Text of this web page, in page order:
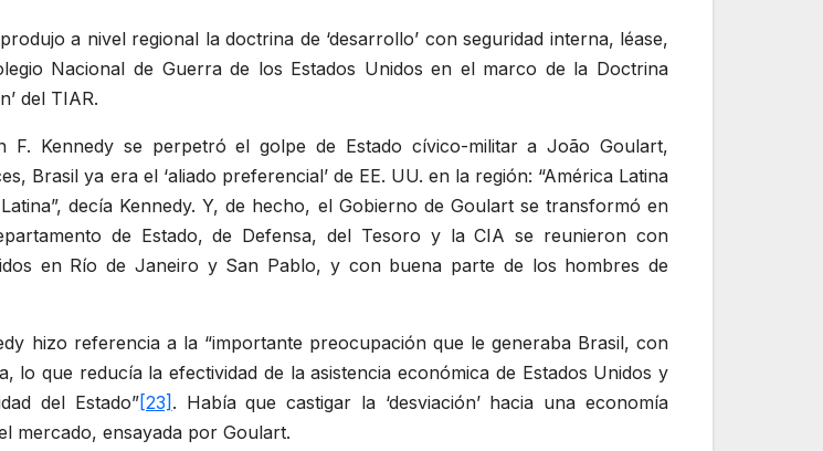
a nivel regional la doctrina de ‘desarrollo’ con seguridad interna, léase,
Nacional de Guerra de los Estados Unidos en el marco de la Doctrina
del TIAR.
Kennedy se perpetró el golpe de Estado cívico-militar a João Goulart,
Brasil ya era el ‘aliado preferencial’ de EE. UU. en la región: “América Latina
decía Kennedy. Y, de hecho, el Gobierno de Goulart se transformó en
de Estado, de Defensa, del Tesoro y la CIA se reunieron con
en Río de Janeiro y San Pablo, y con buena parte de los hombres de
hizo referencia a la “importante preocupación que le generaba Brasil, con
lo que reducía la efectividad de la asistencia económica de Estados Unidos y
del Estado”[23] . Había que castigar la ‘desviación’ hacia una economía
mercado, ensayada por Goulart.